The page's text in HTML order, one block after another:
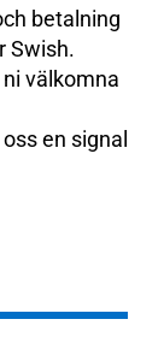
betalning
Swish.
välkomna
en signal